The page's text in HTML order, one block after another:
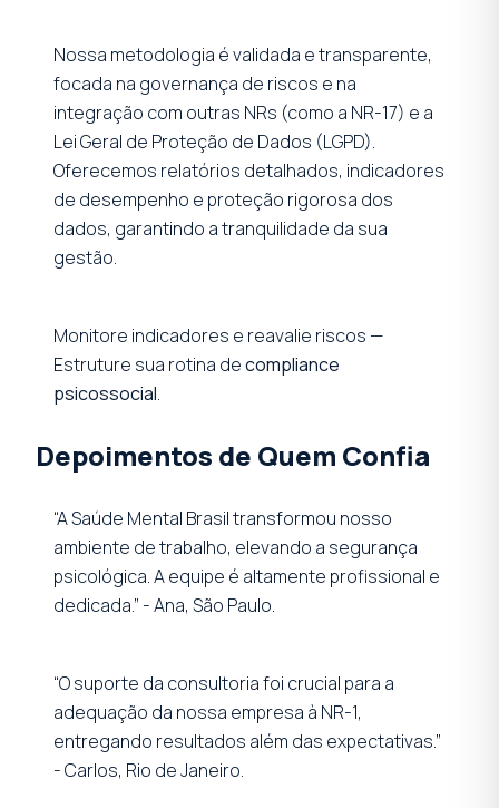
Nossa metodologia é validada e transparente,
focada na governança de riscos e na
integração com outras NRs (como a NR-17) e a
Lei Geral de Proteção de Dados (LGPD).
Oferecemos relatórios detalhados, indicadores
de desempenho e proteção rigorosa dos
dados, garantindo a tranquilidade da sua
gestão.
Monitore indicadores e reavalie riscos —
Estruture sua rotina decompliance
psicossocial.
Depoimentos de Quem Confia
“A Saúde Mental Brasil transformou nosso
ambiente de trabalho, elevando a segurança
psicológica. A equipe é altamente profissional e
dedicada.” - Ana, São Paulo.
“O suporte da consultoria foi crucial para a
adequação da nossa empresa à NR-1,
entregando resultados além das expectativas.”
- Carlos, Rio de Janeiro.